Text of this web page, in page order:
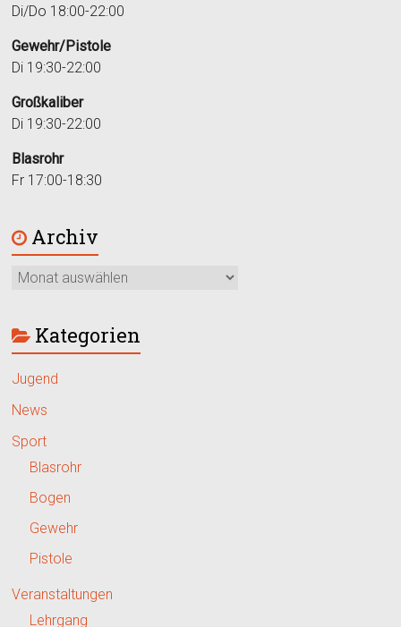
Di/Do 18:00-22:00
Gewehr/Pistole
Di 19:30-22:00
Großkaliber
Di 19:30-22:00
Blasrohr
Fr 17:00-18:30
Archiv
Kategorien
Jugend
News
Sport
Blasrohr
Bogen
Gewehr
Pistole
Veranstaltungen
Lehrgang